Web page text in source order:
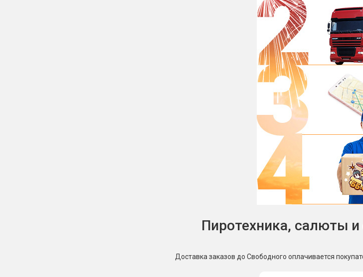
Пиротехника, салюты
Доставка заказов до Свободного оплачивается